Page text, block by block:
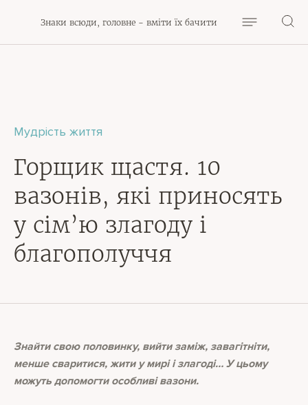
Знаки всюди, головне - вміти їх бачити
Мудрість життя
Горщик щастя. 10
вазонів, які приносять
у сім’ю злагоду і
благополуччя
Знайти свою половинку, вийти заміж, завагітніти,
менше сваритися, жити у мирі і злагоді… У цьому
можуть допомогти особливі вазони.